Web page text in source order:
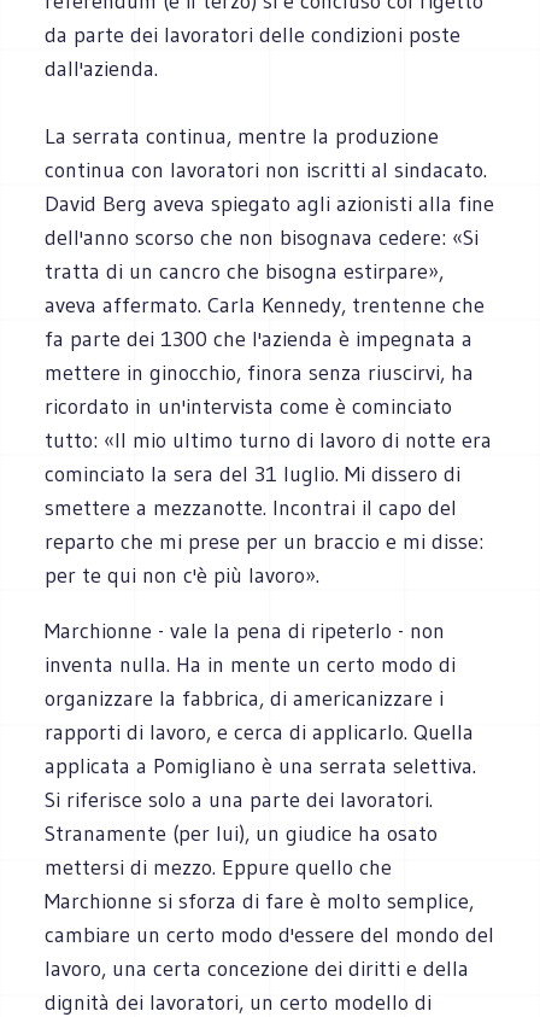
da parte dei lavoratori delle condizioni poste
dall'azienda.
La serrata continua, mentre la produzione
continua con lavoratori non iscritti al sindacato.
David Berg aveva spiegato agli azionisti alla fine
dell'anno scorso che non bisognava cedere: «Si
tratta di un cancro che bisogna estirpare»,
aveva affermato. Carla Kennedy, trentenne che
fa parte dei 1300 che l'azienda è impegnata a
mettere in ginocchio, finora senza riuscirvi, ha
ricordato in un'intervista come è cominciato
tutto: «Il mio ultimo turno di lavoro di notte era
cominciato la sera del 31 luglio. Mi dissero di
smettere a mezzanotte. Incontrai il capo del
reparto che mi prese per un braccio e mi disse:
per te qui non c'è più lavoro».
Marchionne - vale la pena di ripeterlo - non
inventa nulla. Ha in mente un certo modo di
organizzare la fabbrica, di americanizzare i
rapporti di lavoro, e cerca di applicarlo. Quella
applicata a Pomigliano è una serrata selettiva.
Si riferisce solo a una parte dei lavoratori.
Stranamente (per lui), un giudice ha osato
mettersi di mezzo. Eppure quello che
Marchionne si sforza di fare è molto semplice,
cambiare un certo modo d'essere del mondo del
lavoro, una certa concezione dei diritti e della
dignità dei lavoratori, un certo modello di